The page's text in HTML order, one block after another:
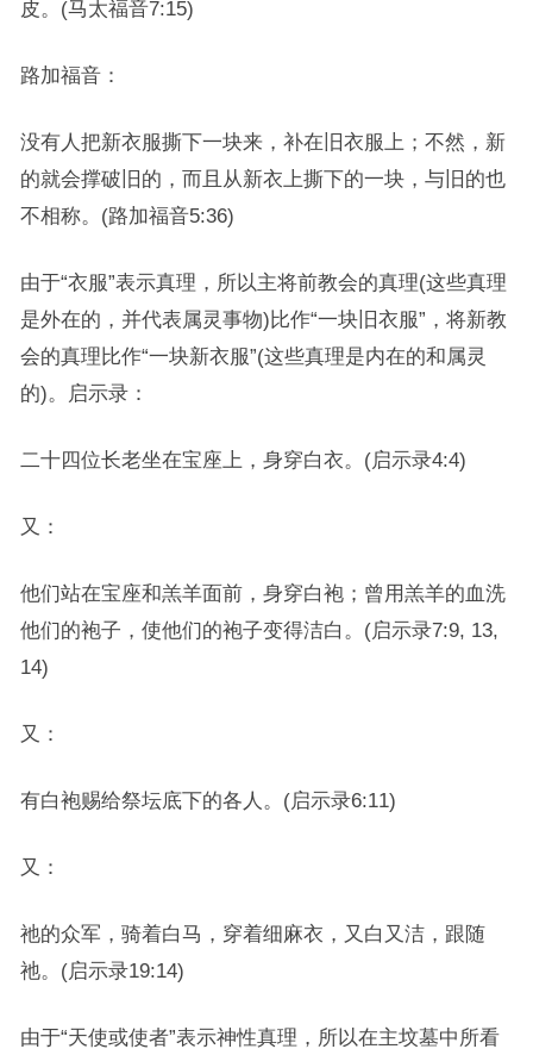
皮。(马太福音7:15)
路加福音：
没有人把新衣服撕下一块来，补在旧衣服上；不然，新
的就会撑破旧的，而且从新衣上撕下的一块，与旧的也
不相称。(路加福音5:36)
由于“衣服”表示真理，所以主将前教会的真理(这些真理
是外在的，并代表属灵事物)比作“一块旧衣服”，将新教
会的真理比作“一块新衣服”(这些真理是内在的和属灵
的)。启示录：
二十四位长老坐在宝座上，身穿白衣。(启示录4:4)
又：
他们站在宝座和羔羊面前，身穿白袍；曾用羔羊的血洗
他们的袍子，使他们的袍子变得洁白。(启示录7:9, 13,
14)
又：
有白袍赐给祭坛底下的各人。(启示录6:11)
又：
祂的众军，骑着白马，穿着细麻衣，又白又洁，跟随
祂。(启示录19:14)
由于“天使或使者”表示神性真理，所以在主坟墓中所看